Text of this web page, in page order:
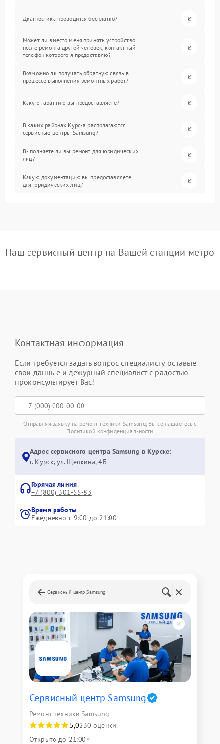
Диагностика проводится бесплатно?
Может ли вместо меня принять устройство
после ремонта другой человек, контактный
телефон которого я предоставлю?
Возможно ли получать обратную связь в
процессе выполнения ремонтных работ?
Какую гарантию вы предоставляете?
В каких районах Курска располагаются
сервисные центры Samsung?
Выполняете ли вы ремонт для юридических
лиц?
Какую документацию вы предоставляете
для юридических лиц?
Наш сервисный центр на Вашей станции метро
Контактная информация
Если требуется задать вопрос специалисту, оставьте
свои данные и дежурный специалист с радостью
проконсультирует Вас!
Отправляя заявку на ремонт техники Samsung, Вы соглашаетесь с
Политикой конфиденциальности
Адрес сервисного центра Samsung в Курске:
г. Курск, ул. Щепкина, 4Б
Горячая линия
+7 (800) 301-55-83
Время работы
Ежедневно с 9:00 до 21:00
Сервисный центр Samsung
Сервисный центр Samsung
Ремонт техники Samsung
5,0230 оценки
Открыто до 21:00